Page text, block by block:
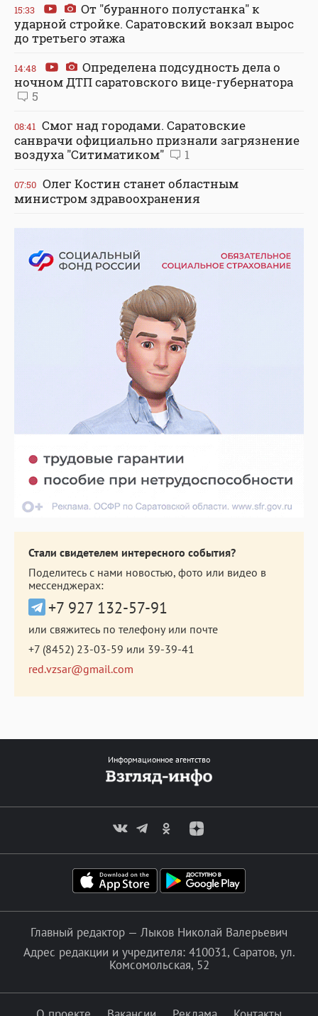
15:33
От "буранного полустанка" к
ударной стройке. Саратовский вокзал вырос
до третьего этажа
14:48
Определена подсудность дела о
ночном ДТП саратовского вице-губернатора
5
08:41 Смог над городами. Саратовские
санврачи официально признали загрязнение
воздуха "Ситиматиком"
1
07:50 Олег Костин станет областным
министром здравоохранения
Стали свидетелем интересного события?
Поделитесь с нами новостью, фото или видео в
мессенджерах:
+7 927 132-57-91
или свяжитесь по телефону или почте
+7 (8452) 23-03-59 или 39-39-41
red.vzsar@gmail.com
Информационное агентство
Главный редактор — Лыков Николай Валерьевич
Адрес редакции и учредителя: 410031, Саратов, ул.
Комсомольская, 52